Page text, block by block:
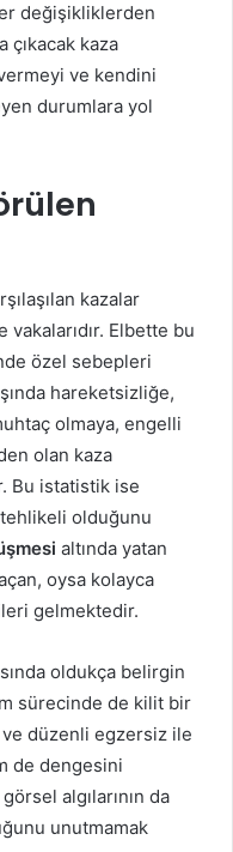
değişikliklerden
çıkacak kaza
ve kendini
durumlara yol
kazalar
Elbette bu
özel sebepleri
hareketsizliğe,
olmaya, engelli
olan kaza
Bu istatistik ise
olduğunu
altında yatan
oysa kolayca
gelmektedir.
oldukça belirgin
sürecinde de kilit bir
düzenli egzersiz ile
de dengesini
algılarının da
unutmamak